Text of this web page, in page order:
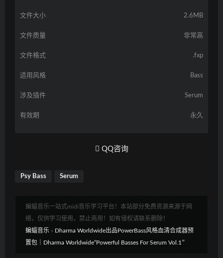
文件大小 2.6MB
文件质量 非常高
文件格式 .fxp
适用风格 Bass
涉及插件 Serum
有效期 永久
QQ咨询
Psy Bass Serum
蝙蝠音乐一站式midi音乐学习平台！本站部分免费资源来源于网
络，仅供学习使用，禁止商用！如有侵权请联系删除！
蝙蝠音乐 » Dharma Worldwide出品PowerBass风格血清合成器预
置包｜Dharma Worldwide”Powerful Basses For Serum Vol.1″